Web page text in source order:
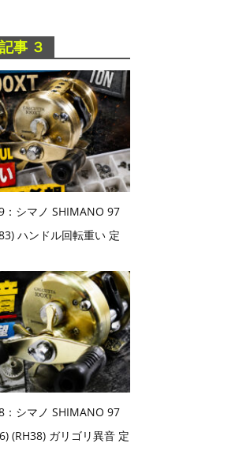
事 ３
：シマノ SHIMANO 97
ハンドル回転重い 定
：シマノ SHIMANO 97
(RH38) ガリゴリ異音 定